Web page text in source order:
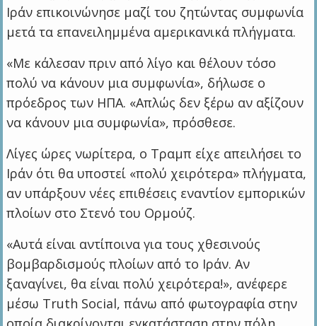
Ιράν επικοινώνησε μαζί του ζητώντας συμφωνία
μετά τα επανειλημμένα αμερικανικά πλήγματα.
«Με κάλεσαν πριν από λίγο και θέλουν τόσο
πολύ να κάνουν μια συμφωνία», δήλωσε ο
πρόεδρος των ΗΠΑ. «Απλώς δεν ξέρω αν αξίζουν
να κάνουν μια συμφωνία», πρόσθεσε.
Λίγες ώρες νωρίτερα, ο Τραμπ είχε απειλήσει το
Ιράν ότι θα υποστεί «πολύ χειρότερα» πλήγματα,
αν υπάρξουν νέες επιθέσεις εναντίον εμπορικών
πλοίων στο Στενό του Ορμούζ.
«Αυτά είναι αντίποινα για τους χθεσινούς
βομβαρδισμούς πλοίων από το Ιράν. Αν
ξαναγίνει, θα είναι πολύ χειρότερα!», ανέφερε
μέσω Truth Social, πάνω από φωτογραφία στην